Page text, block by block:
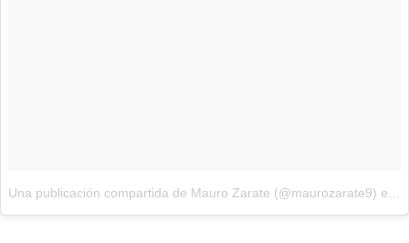
Una publicación compartida de Mauro Zarate (@maurozarate9) el